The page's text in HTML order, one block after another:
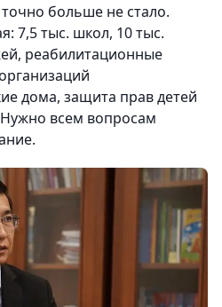
больше не стало.
7,5 тыс. школ, 10 тыс.
реабилитационные
дома, защита прав детей
всем вопросам